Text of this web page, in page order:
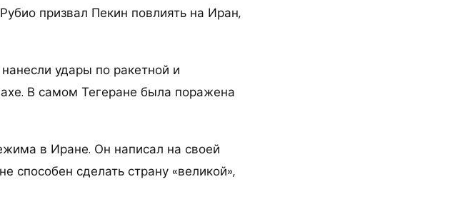
призвал Пекин повлиять на Иран,
удары по ракетной и
В самом Тегеране была поражена
в Иране. Он написал на своей
способен сделать страну «великой»,